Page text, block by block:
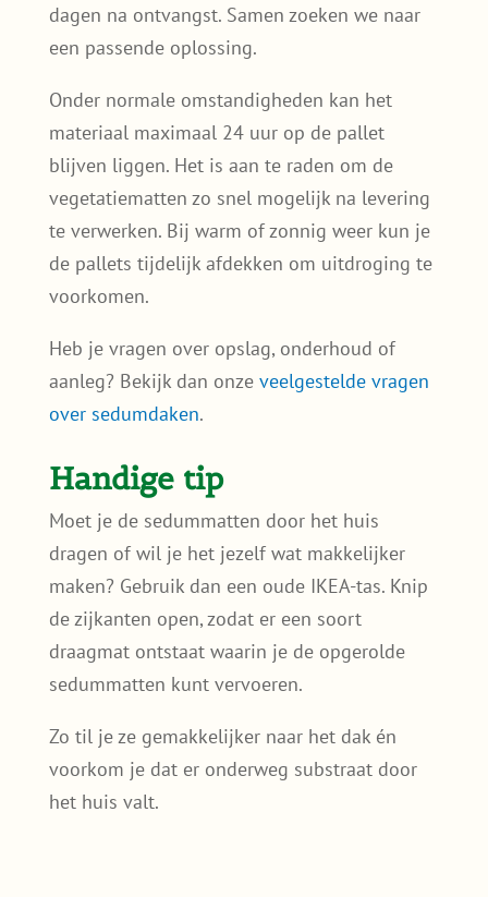
dagen na ontvangst. Samen zoeken we naar
een passende oplossing.
Onder normale omstandigheden kan het
materiaal maximaal 24 uur op de pallet
blijven liggen. Het is aan te raden om de
vegetatiematten zo snel mogelijk na levering
te verwerken. Bij warm of zonnig weer kun je
de pallets tijdelijk afdekken om uitdroging te
voorkomen.
Heb je vragen over opslag, onderhoud of
aanleg? Bekijk dan onze veelgestelde vragen
over sedumdaken.
Handige tip
Moet je de sedummatten door het huis
dragen of wil je het jezelf wat makkelijker
maken? Gebruik dan een oude IKEA-tas. Knip
de zijkanten open, zodat er een soort
draagmat ontstaat waarin je de opgerolde
sedummatten kunt vervoeren.
Zo til je ze gemakkelijker naar het dak én
voorkom je dat er onderweg substraat door
het huis valt.